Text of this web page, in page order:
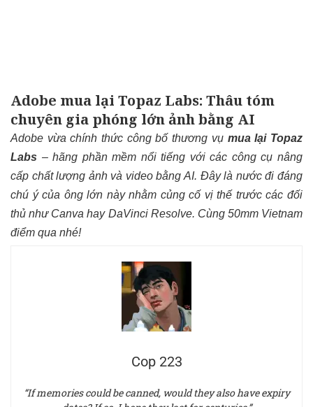
Adobe mua lại Topaz Labs: Thâu tóm
chuyên gia phóng lớn ảnh bằng AI
Adobe vừa chính thức công bố thương vụ mua lại Topaz
Labs – hãng phần mềm nổi tiếng với các công cụ nâng
cấp chất lượng ảnh và video bằng AI. Đây là nước đi đáng
chú ý của ông lớn này nhằm củng cố vị thế trước các đối
thủ như Canva hay DaVinci Resolve. Cùng 50mm Vietnam
điểm qua nhé!
Cop 223
“If memories could be canned, would they also have expiry